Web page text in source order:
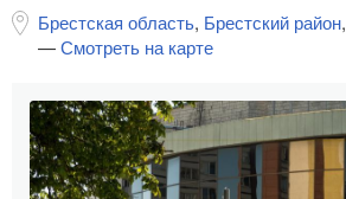
Брестская область, Брестский район,
—Смотреть на карте